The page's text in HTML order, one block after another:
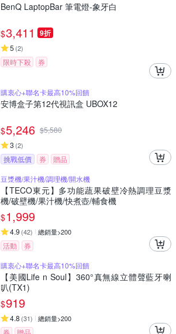
BenQ LaptopBar 筆電燈-象牙白
$3,411 9折
5 (2)
限時下殺 券
購衷心+聯名卡最高10%回饋
安博盒子第12代視訊盒 UBOX12
$5,246 $5,580
3 (2)
挑戰低價 券
贈品
豆漿機/果汁機/調理機/開水機
【TECO東元】多功能蔬果破壁冷熱調理豆漿
機/破壁機/果汁機/快煮壺/輔食機
$1,999
4.9 (42) 總銷量>200
活動
券
購衷心+聯名卡最高10%回饋
【美國Life n Soul】360°真無線立體聲藍牙喇
叭(TX1)
$919
4.8 (31) 總銷量>200